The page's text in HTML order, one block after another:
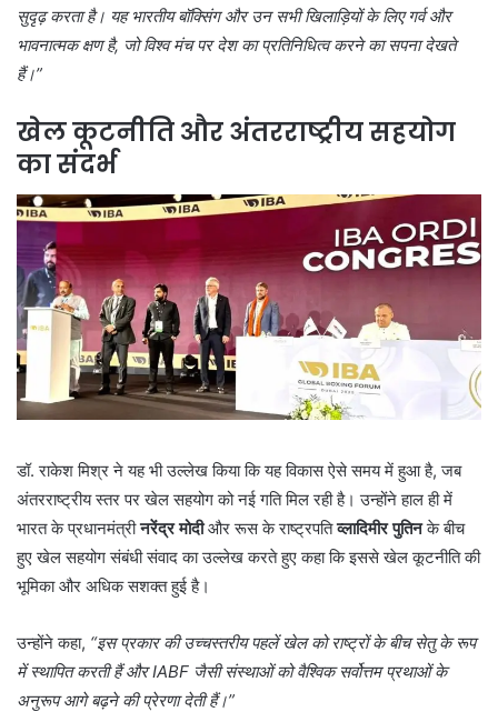
सुदृढ़ करता है। यह भारतीय बॉक्सिंग और उन सभी खिलाड़ियों के लिए गर्व और
भावनात्मक क्षण है, जो विश्व मंच पर देश का प्रतिनिधित्व करने का सपना देखते
हैं।”
खेल कूटनीति और अंतरराष्ट्रीय सहयोग
का संदर्भ
डॉ. राकेश मिश्र ने यह भी उल्लेख किया कि यह विकास ऐसे समय में हुआ है, जब
अंतरराष्ट्रीय स्तर पर खेल सहयोग को नई गति मिल रही है। उन्होंने हाल ही में
भारत के प्रधानमंत्रीनरेंद्र मोदीऔर रूस के राष्ट्रपतिव्लादिमीर पुतिनके बीच
हुए खेल सहयोग संबंधी संवाद का उल्लेख करते हुए कहा कि इससे खेल कूटनीति की
भूमिका और अधिक सशक्त हुई है।
उन्होंने कहा, “इस प्रकार की उच्चस्तरीय पहलें खेल को राष्ट्रों के बीच सेतु के रूप
में स्थापित करती हैं और IABF जैसी संस्थाओं को वैश्विक सर्वोत्तम प्रथाओं के
अनुरूप आगे बढ़ने की प्रेरणा देती हैं।”